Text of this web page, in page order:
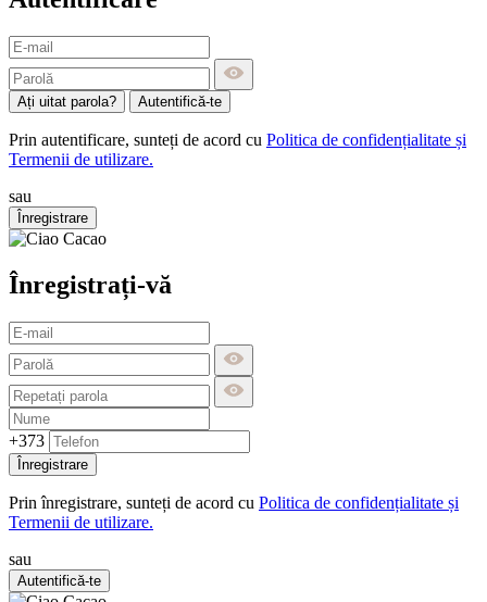
Ați uitat parola? Autentifică-te
Prin autentificare, sunteți de acord cu Politica de confidențialitate și
Termenii de utilizare.
sau
Înregistrare
Înregistrați-vă
+373
Înregistrare
Prin înregistrare, sunteți de acord cu Politica de confidențialitate și
Termenii de utilizare.
sau
Autentifică-te